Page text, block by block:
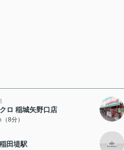
ロ 稲城矢野口店
8分）
田堤駅